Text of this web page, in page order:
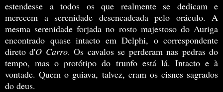
estendesse a todos os que realmente se dedicam e
merecem a serenidade desencadeada pelo oráculo. A
mesma serenidade forjada no rosto majestoso do Auriga
encontrado quase intacto em Delphi, o correspondente
direto d'O Carro. Os cavalos se perderam nas pedras do
tempo, mas o protótipo do trunfo está lá. Intacto e à
vontade. Quem o guiava, talvez, eram os cisnes sagrados
do deus.